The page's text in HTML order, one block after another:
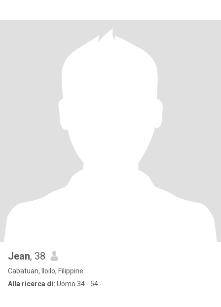
Jean, 38
Cabatuan, Iloilo, Filippine
Alla ricerca di: Uomo 34 - 54